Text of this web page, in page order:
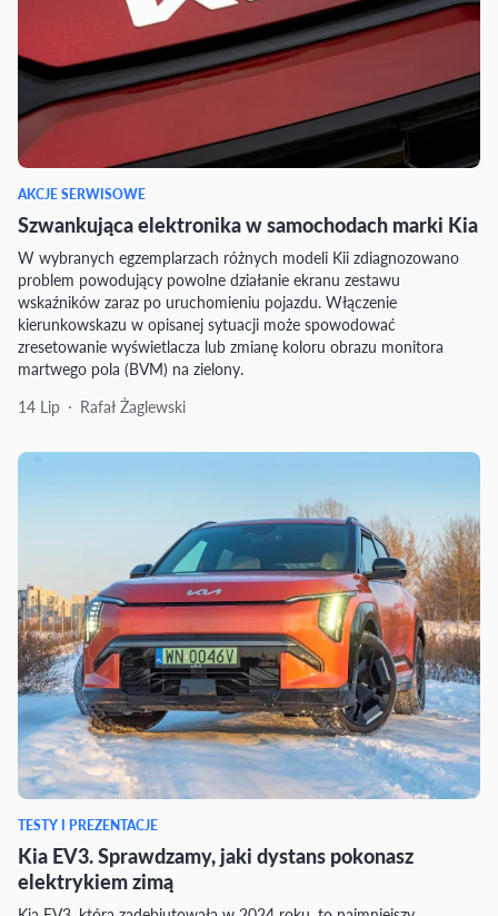
AKCJE SERWISOWE
Szwankująca elektronika w samochodach marki Kia
W wybranych egzemplarzach różnych modeli Kii zdiagnozowano
problem powodujący powolne działanie ekranu zestawu
wskaźników zaraz po uruchomieniu pojazdu. Włączenie
kierunkowskazu w opisanej sytuacji może spowodować
zresetowanie wyświetlacza lub zmianę koloru obrazu monitora
martwego pola (BVM) na zielony.
14 Lip
Rafał Żaglewski
TESTY I PREZENTACJE
Kia EV3. Sprawdzamy, jaki dystans pokonasz
elektrykiem zimą